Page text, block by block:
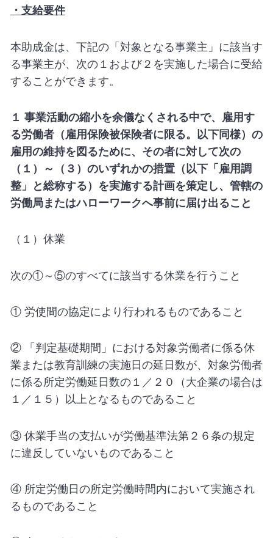
・支給要件
本助成金は、下記の「対象となる事業主」に該当す
る事業主が、次の１および２を実施した場合に受給
することができます。
１ 事業活動の縮小を余儀なくされる中で、雇用す
る労働者（雇用保険被保険者に限る。以下同様）の
雇用の維持を図るために、その者に対して次の
（１）～（３）のいずれかの措置（以下「雇用調
整」と総称する）を実施する計画を策定し、管轄の
労働局またはハローワークへ事前に届け出ること
（１）休業
次の①～⑤のすべてに該当する休業を行うこと
① 労使間の協定により行われるものであること
② 「判定基礎期間」における対象労働者に係る休
業または教育訓練の実施日の延日数が、対象労働者
に係る所定労働延日数の１／２０（大企業の場合は
１／１５）以上となるものであること
③ 休業手当の支払いが労働基準法第２６条の規定
に違反していないものであること
④ 所定労働日の所定労働時間内において実施され
るものであること